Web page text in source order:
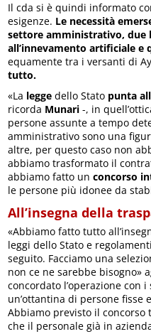
Il cda si è quindi informato
esigenze. Le necessità
settore amministrativo, due
all’innevamento artificiale
equamente tra i versanti di
tutto.
«La legge dello Stato punta
ricorda Munari -, in
persone assunte a tempo
amministrativo sono una
altre, per questo caso non
abbiamo trasformato il
abbiamo fatto unconcorso
le persone più idonee da
All’insegna della
«Abbiamo fatto tutto
leggi dello Stato e
seguito. Facciamo una
non ce ne sarebbe bisogno»
concordato l’operazione con i
un’ottantina di persone
Abbiamo previsto il concorso
che il personale già in